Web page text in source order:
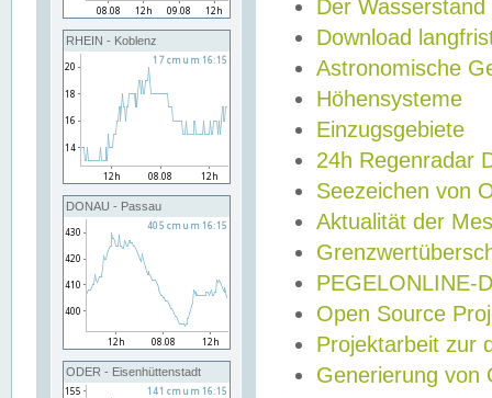
RHEIN - Koblenz
DONAU - Passau
ODER - Eisenhüttenstadt
Der Wasserstand
Download
Astronomische
Höhensysteme
Einzugsgebiete
24h Regenradar
Seezeichen von
Aktualität der
PEGELONLINE-
Open Source
Projektarbeit zur
Generierung von